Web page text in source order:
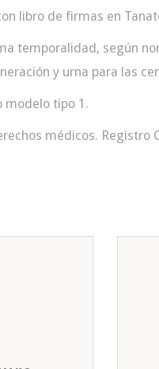
libro de firmas en
temporalidad, según
y urna para las
modelo tipo 1.
médicos. Registro